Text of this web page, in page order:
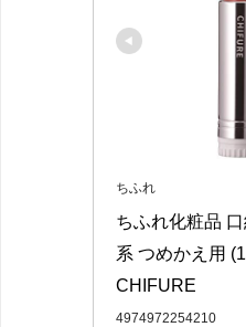
ちふれ
ちふれ化粧品
系 つめかえ用
CHIFURE
4974972254210